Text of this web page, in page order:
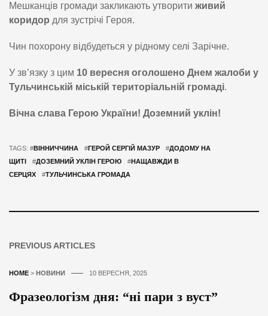
Мешканців громади закликають утворити живий
коридор для зустрічі Героя.
Чин похорону відбудеться у рідному селі Зарічне.
У зв’язку з цим 10 вересня оголошено Днем жалоби у
Тульчинській міській територіальній громаді.
Вічна слава Герою України! Доземний уклін!
TAGS: #ВІННИЧЧИНА #ГЕРОЙ СЕРГІЙ МАЗУР #ДОДОМУ НА
ЩИТІ
#ДОЗЕМНИЙ УКЛІН ГЕРОЮ #НАЩАВЖДИ В
СЕРЦЯХ
#ТУЛЬЧИНСЬКА ГРОМАДА
PREVIOUS ARTICLES
HOME > НОВИНИ 10 ВЕРЕСНЯ, 2025
Фразеологізм дня: “ні пари з вуст”